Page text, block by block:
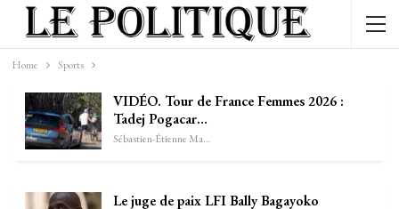
Home Sports
VIDÉO. Tour de France Femmes 2026 :
Tadej Pogacar…
Sébastien-Étienne Marechal
Le juge de paix LFI Bally Bagayoko